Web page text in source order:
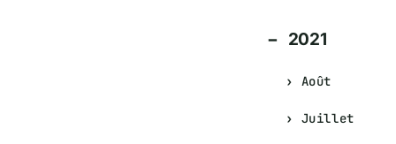
2021
Août
Juillet